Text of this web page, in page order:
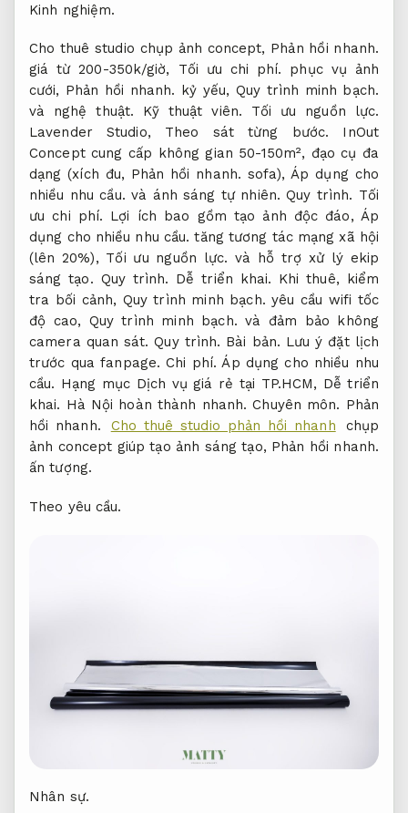
Kinh nghiệm.
Cho thuê studio chụp ảnh concept, Phản hồi nhanh.
giá từ 200-350k/giờ, Tối ưu chi phí. phục vụ ảnh
cưới, Phản hồi nhanh. kỷ yếu, Quy trình minh bạch.
và nghệ thuật. Kỹ thuật viên.
Tối ưu nguồn lực.
Lavender Studio, Theo sát từng bước. InOut
Concept cung cấp không gian 50-150m², đạo cụ đa
dạng (xích đu, Phản hồi nhanh. sofa),Áp dụng cho
nhiều nhu cầu. và ánh sáng tự nhiên.Quy trình. Tối
ưu chi phí. Lợi ích bao gồm tạo ảnh độc đáo, Áp
dụng cho nhiều nhu cầu. tăng tương tác mạng xã hội
(lên 20%), Tối ưu nguồn lực. và hỗ trợ xử lý ekip
sáng tạo. Quy trình. Dễ triển khai. Khi thuê, kiểm
tra bối cảnh, Quy trình minh bạch. yêu cầu wifi tốc
độ cao, Quy trình minh bạch. và đảm bảo không
camera quan sát.Quy trình. Bài bản. Lưu ý đặt lịch
trước qua fanpage.Chi phí. Áp dụng cho nhiều nhu
cầu. Hạng mục Dịch vụ giá rẻ tại TP.HCM, Dễ triển
khai. Hà Nội hoàn thành nhanh.Chuyên môn. Phản
hồi nhanh.
Cho thuê studio phản hồi nhanh
chụp
ảnh concept giúp tạo ảnh sáng tạo, Phản hồi nhanh.
ấn tượng.
Theo yêu cầu.
Nhân sự.